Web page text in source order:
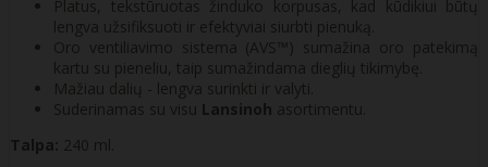
Platus, tekstūruotas žinduko korpusas, kad kūdikiui būtų
lengva užsifiksuoti ir efektyviai siurbti pienuką.
Oro ventiliavimo sistema (AVS™) sumažina oro patekimą
kartu su pieneliu, taip sumažindama dieglių tikimybę.
Mažiau dalių - lengva surinkti ir valyti.
Suderinamas su visu Lansinoh asortimentu.
Talpa: 240 ml.